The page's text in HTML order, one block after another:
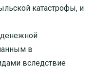
катастрофы, и
в
вследствие